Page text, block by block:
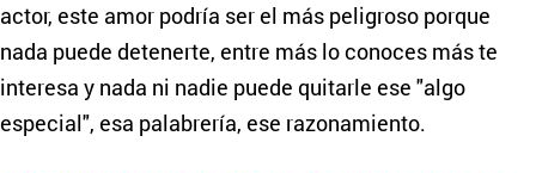
actor, este amor podría ser el más peligroso porque
nada puede detenerte, entre más lo conoces más te
interesa y nada ni nadie puede quitarle ese "algo
especial", esa palabrería, ese razonamiento.